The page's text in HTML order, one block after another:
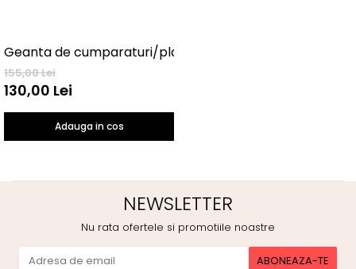
Geanta de cumparaturi/plaja Lilo & Stitch
155,00 Lei
130,00 Lei
Adauga in cos
NEWSLETTER
Nu rata ofertele si promotiile noastre